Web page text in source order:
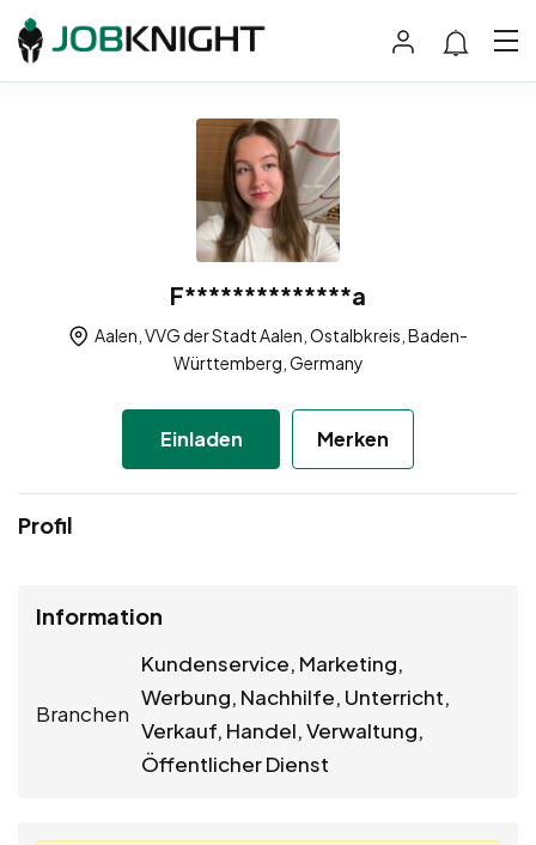
F**************a
Aalen, VVG der Stadt Aalen, Ostalbkreis, Baden-
Württemberg, Germany
Einladen Merken
Profil
Information
Branchen
Kundenservice, Marketing,
Werbung, Nachhilfe, Unterricht,
Verkauf, Handel, Verwaltung,
Öffentlicher Dienst